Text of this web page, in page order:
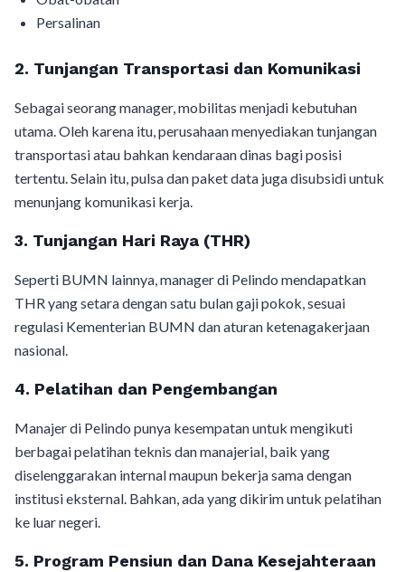
Persalinan
2. Tunjangan Transportasi dan Komunikasi
Sebagai seorang manager, mobilitas menjadi kebutuhan
utama. Oleh karena itu, perusahaan menyediakan tunjangan
transportasi atau bahkan kendaraan dinas bagi posisi
tertentu. Selain itu, pulsa dan paket data juga disubsidi untuk
menunjang komunikasi kerja.
3. Tunjangan Hari Raya (THR)
Seperti BUMN lainnya, manager di Pelindo mendapatkan
THR yang setara dengan satu bulan gaji pokok, sesuai
regulasi Kementerian BUMN dan aturan ketenagakerjaan
nasional.
4. Pelatihan dan Pengembangan
Manajer di Pelindo punya kesempatan untuk mengikuti
berbagai pelatihan teknis dan manajerial, baik yang
diselenggarakan internal maupun bekerja sama dengan
institusi eksternal. Bahkan, ada yang dikirim untuk pelatihan
ke luar negeri.
5. Program Pensiun dan Dana Kesejahteraan